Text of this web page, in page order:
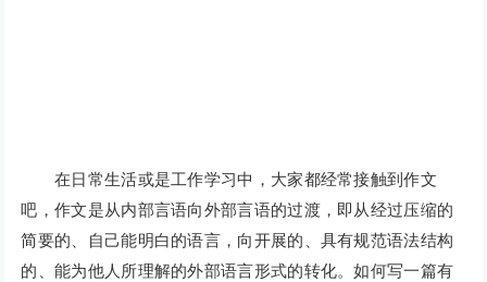
在日常生活或是工作学习中，大家都经常接触到作文
吧，作文是从内部言语向外部言语的过渡，即从经过压缩的
简要的、自己能明白的语言，向开展的、具有规范语法结构
的、能为他人所理解的外部语言形式的转化。如何写一篇有